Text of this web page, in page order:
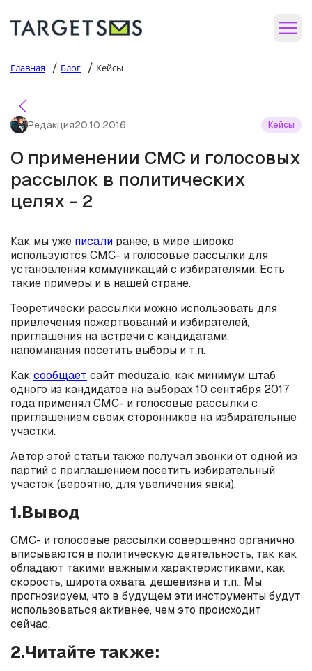
Главная / Блог / Кейсы
Редакция20.10.2016 Кейсы
О применении СМС и голосовых
рассылок в политических
целях - 2
Как мы уже писали ранее, в мире широко
используются СМС- и голосовые рассылки для
установления коммуникаций с избирателями. Есть
такие примеры и в нашей стране.
Теоретически рассылки можно использовать для
привлечения пожертвований и избирателей,
приглашения на встречи с кандидатами,
напоминания посетить выборы и т.п.
Как сообщает сайт meduza.io, как минимум штаб
одного из кандидатов на выборах 10 сентября 2017
года применял СМС- и голосовые рассылки с
приглашением своих сторонников на избирательные
участки.
Автор этой статьи также получал звонки от одной из
партий с приглашением посетить избирательный
участок (вероятно, для увеличения явки).
1.Вывод
СМС- и голосовые рассылки совершенно органично
вписываются в политическую деятельность, так как
обладают такими важными характеристиками, как
скорость, широта охвата, дешевизна и т.п.. Мы
прогнозируем, что в будущем эти инструменты будут
использоваться активнее, чем это происходит
сейчас.
2.Читайте также: